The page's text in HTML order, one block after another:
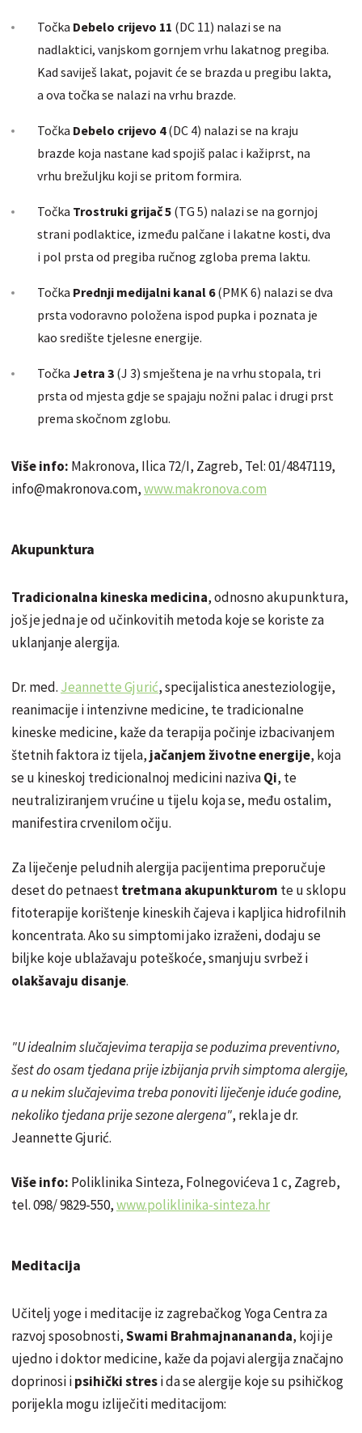
Točka Debelo crijevo 11 (DC 11) nalazi se na
nadlaktici, vanjskom gornjem vrhu lakatnog pregiba.
Kad saviješ lakat, pojavit će se brazda u pregibu lakta,
a ova točka se nalazi na vrhu brazde.
Točka Debelo crijevo 4(DC 4) nalazi se na kraju
brazde koja nastane kad spojiš palac i kažiprst, na
vrhu brežuljku koji se pritom formira.
Točka Trostruki grijač 5 (TG 5) nalazi se na gornjoj
strani podlaktice, između palčane i lakatne kosti, dva
i pol prsta od pregiba ručnog zgloba prema laktu.
Točka Prednji medijalni kanal 6(PMK 6) nalazi se dva
prsta vodoravno položena ispod pupka i poznata je
kao središte tjelesne energije.
Točka Jetra 3 (J 3) smještena je na vrhu stopala, tri
prsta od mjesta gdje se spajaju nožni palac i drugi prst
prema skočnom zglobu.
Više info: Makronova, Ilica 72/I, Zagreb, Tel: 01/4847119,
info@makronova.com,www.makronova.com
Akupunktura
Tradicionalna kineska medicina, odnosno akupunktura,
još je jedna je od učinkovitih metoda koje se koriste za
uklanjanje alergija.
Dr. med. Jeannette Gjurić, specijalistica anesteziologije,
reanimacije i intenzivne medicine, te tradicionalne
kineske medicine, kaže da terapija počinje izbacivanjem
štetnih faktora iz tijela, jačanjem životne energije, koja
se u kineskoj tredicionalnoj medicini nazivaQi, te
neutraliziranjem vrućine u tijelu koja se, među ostalim,
manifestira crvenilom očiju.
Za liječenje peludnih alergija pacijentima preporučuje
deset do petnaesttretmana akupunkturom te u sklopu
fitoterapije korištenje kineskih čajeva i kapljica hidrofilnih
koncentrata. Ako su simptomi jako izraženi, dodaju se
biljke koje ublažavaju poteškoće, smanjuju svrbež i
olakšavaju disanje.
"U idealnim slučajevima terapija se poduzima preventivno,
šest do osam tjedana prije izbijanja prvih simptoma alergije,
a u nekim slučajevima treba ponoviti liječenje iduće godine,
nekoliko tjedana prije sezone alergena", rekla je dr.
Jeannette Gjurić.
Više info: Poliklinika Sinteza, Folnegovićeva 1 c, Zagreb,
tel. 098/ 9829-550,www.poliklinika-sinteza.hr
Meditacija
Učitelj yoge i meditacije iz zagrebačkog Yoga Centra za
razvoj sposobnosti,Swami Brahmajnanananda, koji je
ujedno i doktor medicine, kaže da pojavi alergija značajno
doprinosi ipsihički stresi da se alergije koje su psihičkog
porijekla mogu izliječiti meditacijom: